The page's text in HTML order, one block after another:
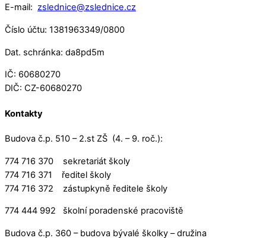
E-mail: zslednice@zslednice.cz
Číslo účtu: 1381963349/0800
Dat. schránka: da8pd5m
IČ: 60680270
DIČ: CZ-60680270
Kontakty
Budova č.p. 510 – 2.st ZŠ (4. – 9. roč.):
774 716 370 sekretariát školy
774 716 371 ředitel školy
774 716 372 zástupkyně ředitele školy
774 444 992 školní poradenské pracoviště
Budova č.p. 360 – budova bývalé školky – družina